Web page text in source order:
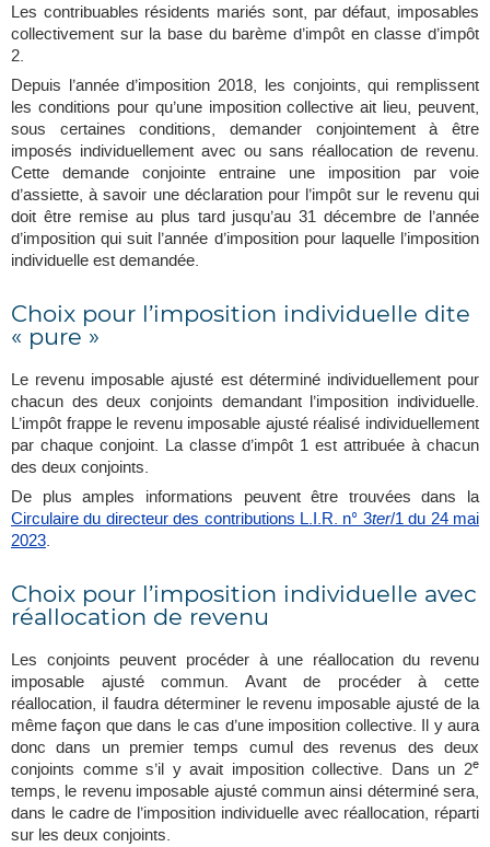
Les contribuables résidents mariés sont, par défaut, imposables
collectivement sur la base du barème d’impôt en classe d’impôt
2.
Depuis l’année d’imposition 2018, les conjoints, qui remplissent
les conditions pour qu’une imposition collective ait lieu, peuvent,
sous certaines conditions, demander conjointement à être
imposés individuellement avec ou sans réallocation de revenu.
Cette demande conjointe entraine une imposition par voie
d’assiette, à savoir une déclaration pour l’impôt sur le revenu qui
doit être remise au plus tard jusqu’au 31 décembre de l’année
d’imposition qui suit l’année d’imposition pour laquelle l’imposition
individuelle est demandée.
Choix pour l’imposition individuelle dite
« pure »
Le revenu imposable ajusté est déterminé individuellement pour
chacun des deux conjoints demandant l’imposition individuelle.
L’impôt frappe le revenu imposable ajusté réalisé individuellement
par chaque conjoint. La classe d’impôt 1 est attribuée à chacun
des deux conjoints.
De plus amples informations peuvent être trouvées dans la
Circulaire du directeur des contributions L.I.R. n° 3ter/1 du 24 mai
2023.
Choix pour l’imposition individuelle avec
réallocation de revenu
Les conjoints peuvent procéder à une réallocation du revenu
imposable ajusté commun. Avant de procéder à cette
réallocation, il faudra déterminer le revenu imposable ajusté de la
même façon que dans le cas d’une imposition collective. Il y aura
donc dans un premier temps cumul des revenus des deux
conjoints comme s’il y avait imposition collective. Dans un 2e
temps, le revenu imposable ajusté commun ainsi déterminé sera,
dans le cadre de l’imposition individuelle avec réallocation, réparti
sur les deux conjoints.